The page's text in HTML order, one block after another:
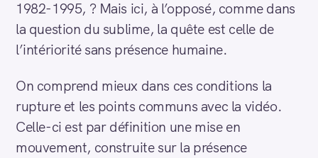
1982-1995, ? Mais ici, à l’opposé, comme dans
la question du sublime, la quête est celle de
l’intériorité sans présence humaine.
On comprend mieux dans ces conditions la
rupture et les points communs avec la vidéo.
Celle-ci est par définition une mise en
mouvement, construite sur la présence